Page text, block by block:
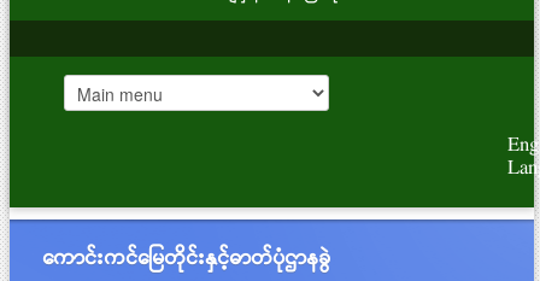
ကောင်းကင်မြေတိုင်းနှင့်ဓာတ်ပုံဌာနခွဲ